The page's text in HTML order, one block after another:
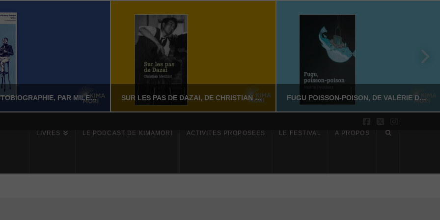
MILES – L’AUTOBIOGRAPHIE, PAR MILES DAVIS AVEC QUINCY TROUPE SUR LES PAS DE DAZAI, DE CHRISTIAN MERLHIOT FUGU POISSON-POISON, DE VALÉRIE DOUNIAUX
Facebook
X
LIVRES LE PODCAST DE KIMAMORI ACTIVITÉS PROPOSÉES LE FESTIVAL À PROPOS